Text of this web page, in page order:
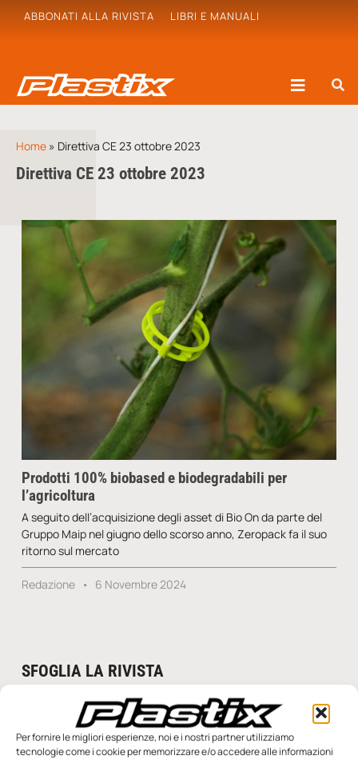
Per fornire le migliori esperienze, noi e i nostri partner utilizziamo
tecnologie come i cookie per memorizzare e/o accedere alle informazioni
ABBONATI ALLA RIVISTA LIBRI E MANUALI
Home » Direttiva CE 23 ottobre 2023
Direttiva CE 23 ottobre 2023
Prodotti 100% biobased e biodegradabili per
l’agricoltura
A seguito dell’acquisizione degli asset di Bio On da parte del
Gruppo Maip nel giugno dello scorso anno, Zeropack fa il suo
ritorno sul mercato
Redazione 6 Novembre 2024
SFOGLIA LA RIVISTA